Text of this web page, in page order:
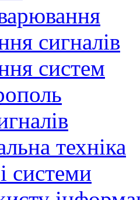
сигналів
систем
техніка
системи